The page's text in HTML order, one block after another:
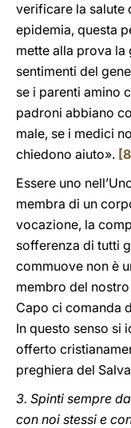
verificare la salute
epidemia, questa
mette alla prova la
sentimenti del
se i parenti amino
padroni abbiano
male, se i medici
chiedono aiuto».
Essere uno
membra di un
vocazione, la
sofferenza di tutti
commuove non è
membro del
Capo ci comanda
In questo senso si
offerto
preghiera del
3. Spinti sempre
con noi stessi e